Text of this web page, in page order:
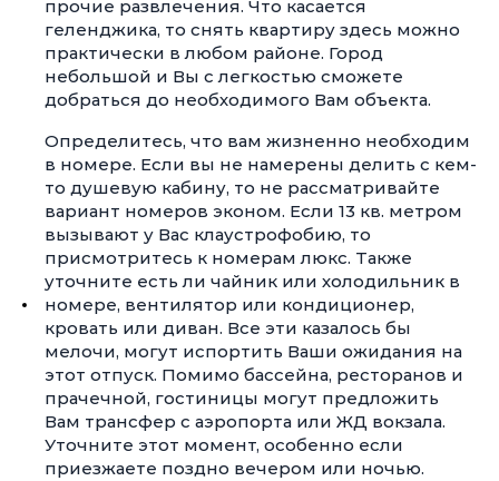
прочие развлечения. Что касается
геленджика, то снять квартиру здесь можно
практически в любом районе. Город
небольшой и Вы с легкостью сможете
добраться до необходимого Вам объекта.
Определитесь, что вам жизненно необходим
в номере. Если вы не намерены делить с кем-
то душевую кабину, то не рассматривайте
вариант номеров эконом. Если 13 кв. метром
вызывают у Вас клаустрофобию, то
присмотритесь к номерам люкс. Также
уточните есть ли чайник или холодильник в
номере, вентилятор или кондиционер,
кровать или диван. Все эти казалось бы
мелочи, могут испортить Ваши ожидания на
этот отпуск. Помимо бассейна, ресторанов и
прачечной, гостиницы могут предложить
Вам трансфер с аэропорта или ЖД вокзала.
Уточните этот момент, особенно если
приезжаете поздно вечером или ночью.